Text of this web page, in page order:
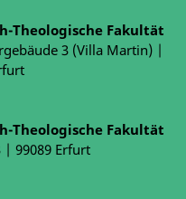
Theologische Fakultät
3 (Villa Martin) |
Theologische Fakultät
| 99089 Erfurt